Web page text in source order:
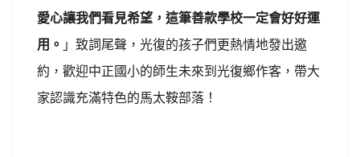
愛心讓我們看見希望，這筆善款學校一定會好好運
用。 」致詞尾聲，光復的孩子們更熱情地發出邀
約，歡迎中正國小的師生未來到光復鄉作客，帶大
家認識充滿特色的馬太鞍部落！